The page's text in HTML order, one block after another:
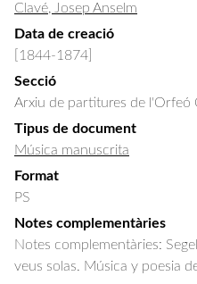
Clavé, Josep Anselm
Data de creació
[1844-1874]
Secció
Arxiu de partitures de l'Orfeó
Tipus de document
Música manuscrita
Format
PS
Notes complementàries
Notes complementàries:
veus solas. Música y poesia